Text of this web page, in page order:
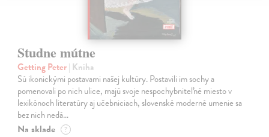
Studne mútne
Getting Peter| Kniha
Sú ikonickými postavami našej kultúry. Postavili im sochy a
pomenovali po nich ulice, majú svoje nespochybniteľné miesto v
lexikónoch literatúry aj učebniciach, slovenské moderné umenie sa
bez nich nedá…
Na sklade ?